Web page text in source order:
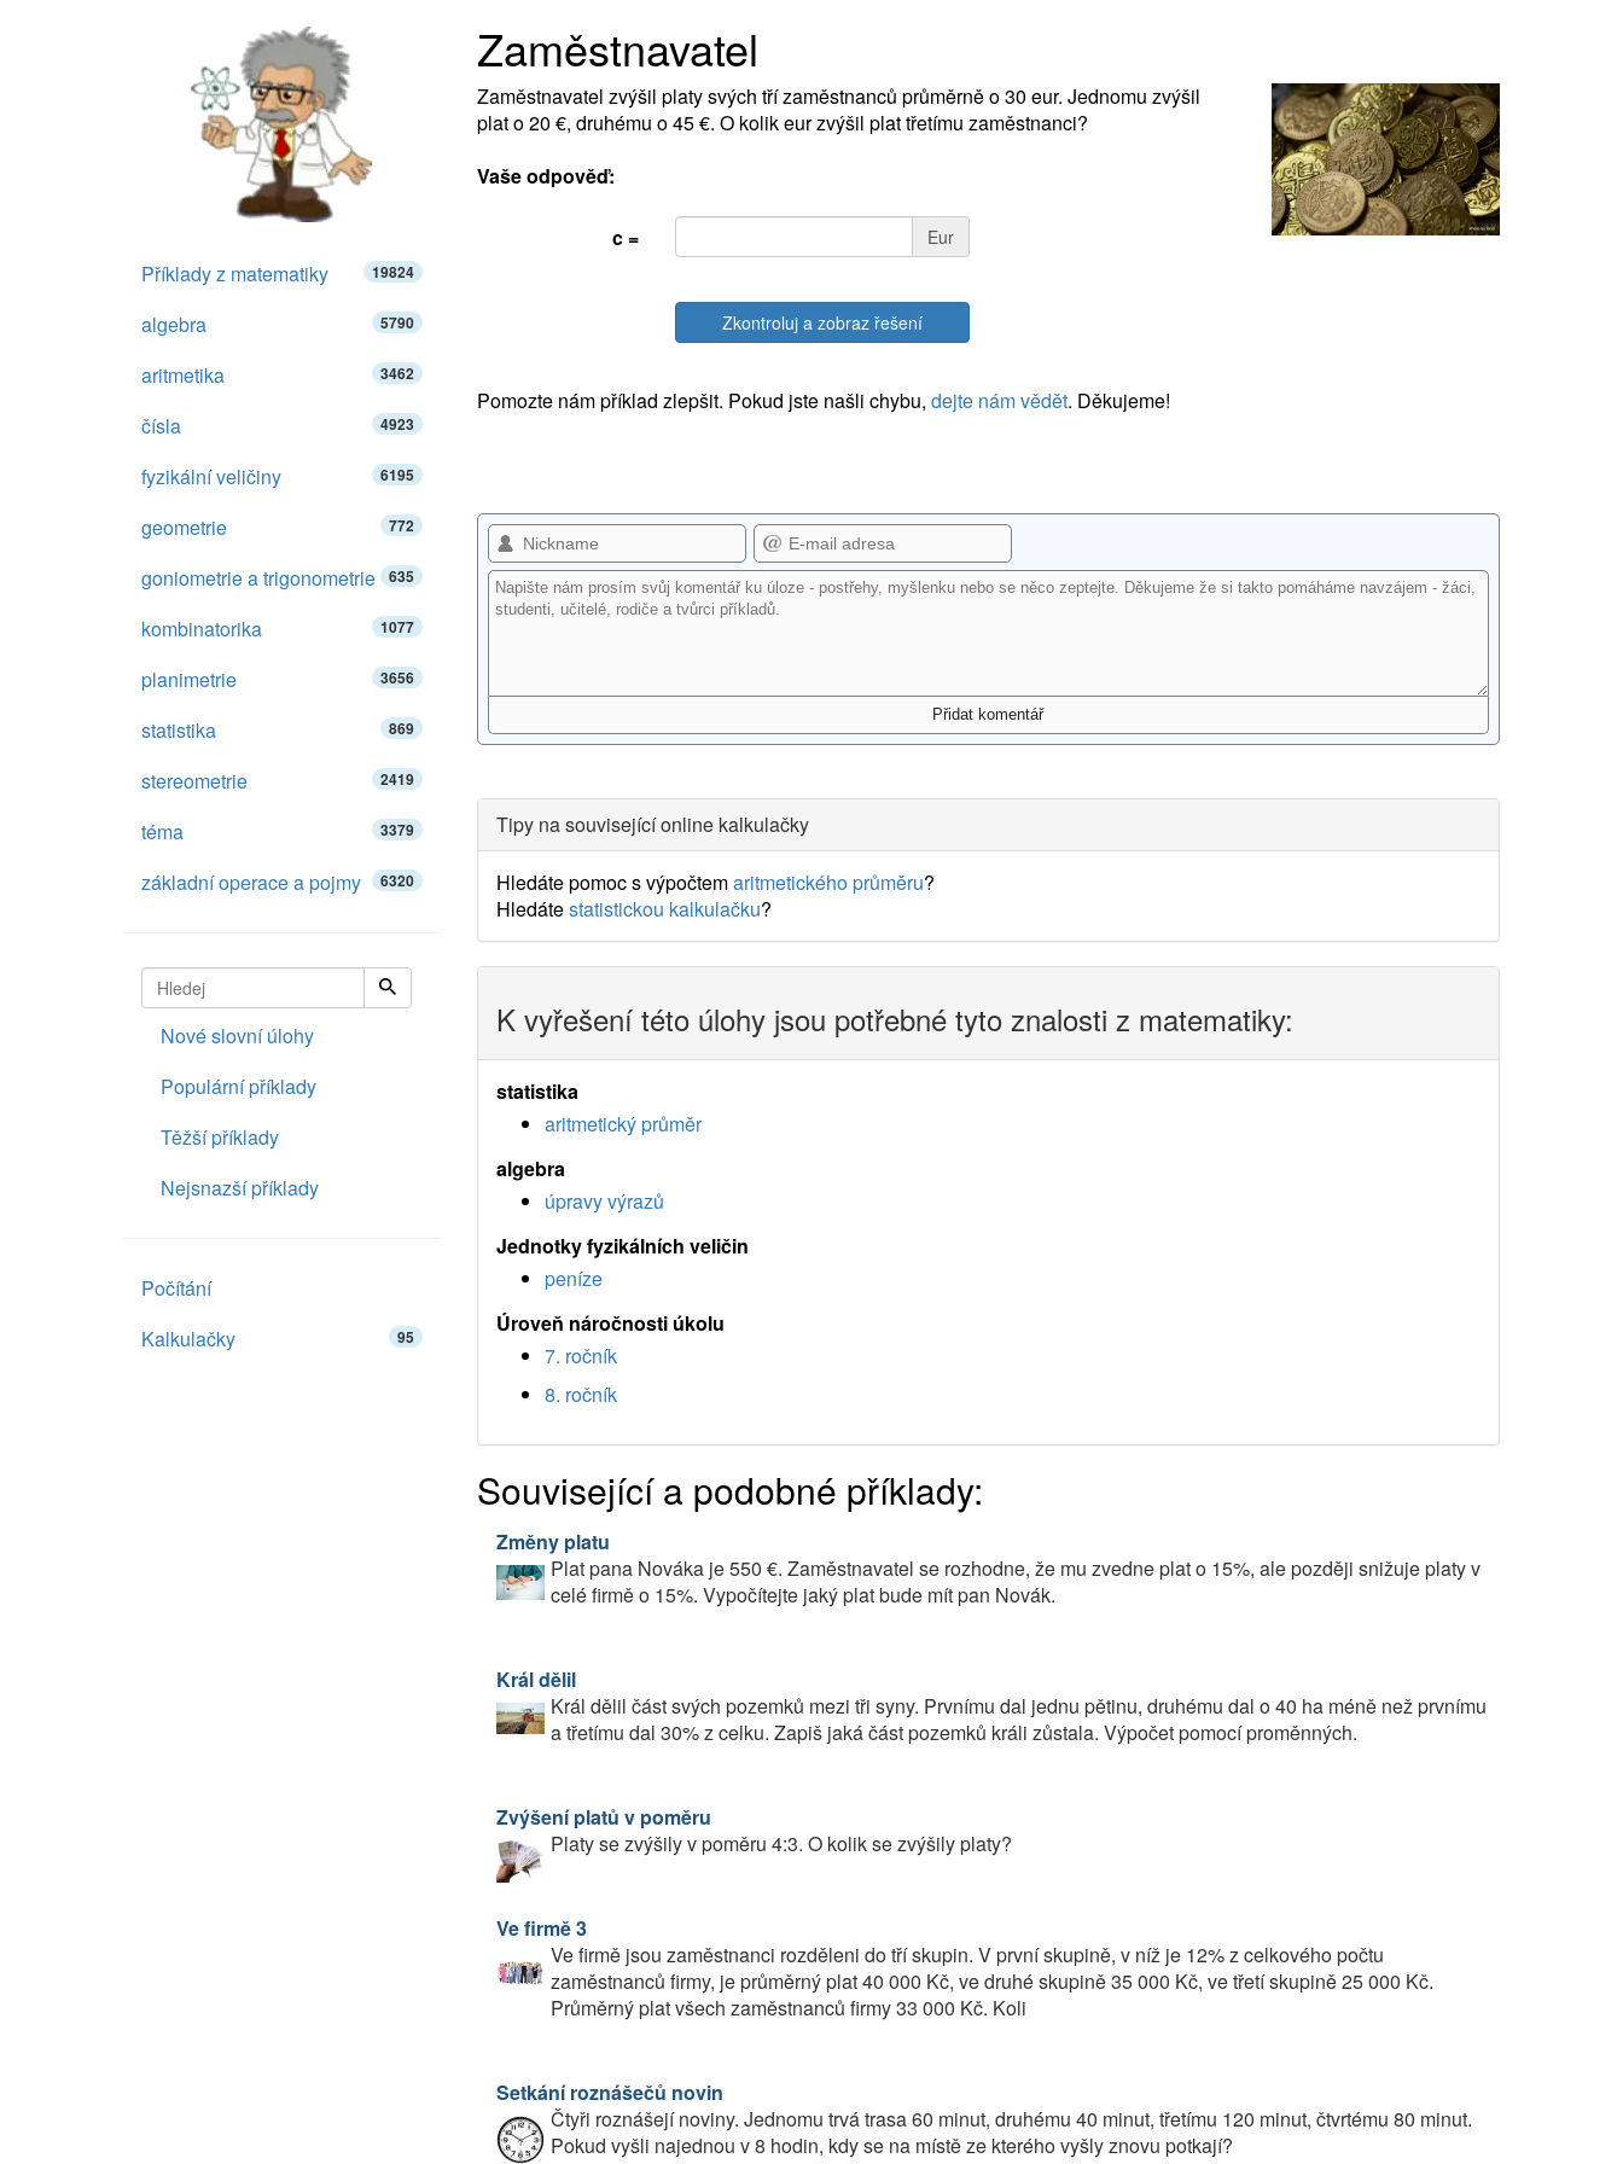
Zaměstnavatel
Zaměstnavatel zvýšil platy svých tří zaměstnanců průměrně o 30 eur. Jednomu zvýšil
plat o 20 €, druhému o 45 €. O kolik eur zvýšil plat třetímu zaměstnanci?
Vaše odpověď:
c = Eur
Zkontroluj a zobraz řešení
Pomozte nám příklad zlepšit. Pokud jste našli chybu, dejte nám vědět. Děkujeme!
Tipy na související online kalkulačky
Hledáte pomoc s výpočtemaritmetického průměru?
Hledátestatistickou kalkulačku?
K vyřešení této úlohy jsou potřebné tyto znalosti z matematiky:
statistika
aritmetický průměr
algebra
úpravy výrazů
Jednotky fyzikálních veličin
peníze
Úroveň náročnosti úkolu
7. ročník
8. ročník
Související a podobné příklady:
Změny platu
Plat pana Nováka je 550 €. Zaměstnavatel se rozhodne, že mu zvedne plat o 15%, ale později snižuje platy v
celé firmě o 15%. Vypočítejte jaký plat bude mít pan Novák.
Král dělil
Král dělil část svých pozemků mezi tři syny. Prvnímu dal jednu pětinu, druhému dal o 40 ha méně než prvnímu
a třetímu dal 30% z celku. Zapiš jaká část pozemků králi zůstala. Výpočet pomocí proměnných.
Zvýšení platů v poměru
Platy se zvýšily v poměru 4:3. O kolik se zvýšily platy?
Ve firmě 3
Ve firmě jsou zaměstnanci rozděleni do tří skupin. V první skupině, v níž je 12% z celkového počtu
zaměstnanců firmy, je průměrný plat 40 000 Kč, ve druhé skupině 35 000 Kč, ve třetí skupině 25 000 Kč.
Průměrný plat všech zaměstnanců firmy 33 000 Kč. Koli
Setkání roznášečů novin
Čtyři roznášejí noviny. Jednomu trvá trasa 60 minut, druhému 40 minut, třetímu 120 minut, čtvrtému 80 minut.
Pokud vyšli najednou v 8 hodin, kdy se na místě ze kterého vyšly znovu potkají?
Příklady z matematiky 19824
algebra 5790
aritmetika 3462
čísla 4923
fyzikální veličiny 6195
geometrie 772
goniometrie a trigonometrie 635
kombinatorika 1077
planimetrie 3656
statistika 869
stereometrie 2419
téma 3379
základní operace a pojmy 6320
Nové slovní úlohy
Populární příklady
Těžší příklady
Nejsnazší příklady
Počítání
Kalkulačky
95